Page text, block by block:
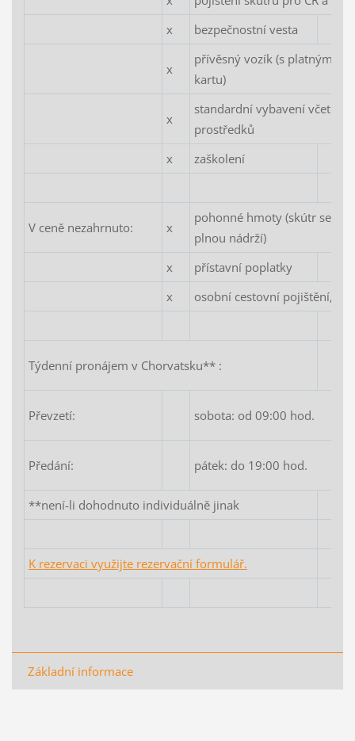
x
bezpečnostní vesta
x
přívěsný vozík (s platným
kartu)
x
standardní vybavení včetně
prostředků
x
zaškolení
V ceně nezahrnuto: x
pohonné hmoty (skútr se
plnou nádrží)
x
přístavní poplatky
x
osobní cestovní pojištění,
Týdenní pronájem v Chorvatsku** :
Převzetí: sobota: od 09:00 hod.
Předání: pátek: do 19:00 hod.
**není-li dohodnuto individuálně jinak
K rezervaci využijte rezervační formulář.
Základní informace